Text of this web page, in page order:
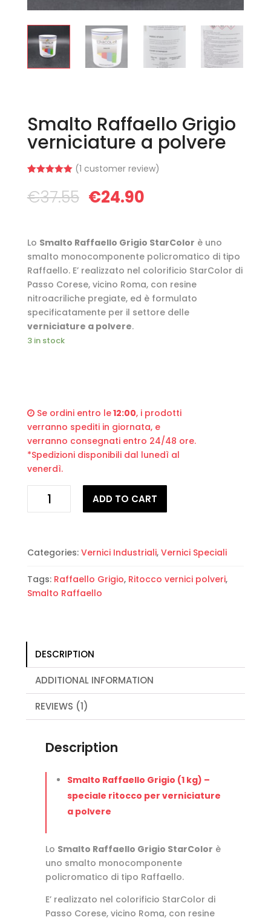
Smalto Raffaello Grigio
verniciature a polvere
out of 5
based on
(1 customer review)
€37.55 €24.90
Lo Smalto Raffaello Grigio StarColor è uno
smalto monocomponente policromatico di tipo
Raffaello. E’ realizzato nel colorificio StarColor di
Passo Corese, vicino Roma, con resine
nitroacriliche pregiate, ed è formulato
specificatamente per il settore delle
verniciature a polvere.
3 in stock
Se ordini entro le12:00, i prodotti
verranno spediti in giornata, e
verranno consegnati entro 24/48 ore.
*Spedizioni disponibili dal lunedì al
venerdì.
Smalto
Raffaello
a
polvere
quantity
ADD TO CART
Categories: Vernici Industriali, Vernici Speciali
Tags: Raffaello Grigio, Ritocco vernici polveri,
Smalto Raffaello
DESCRIPTION
ADDITIONAL INFORMATION
REVIEWS (1)
Description
Smalto Raffaello Grigio (1 kg) –
speciale ritocco per verniciature
a polvere
Lo Smalto Raffaello Grigio StarColor è
uno smalto monocomponente
policromatico di tipo Raffaello.
E’ realizzato nel colorificio StarColor di
Passo Corese, vicino Roma, con resine